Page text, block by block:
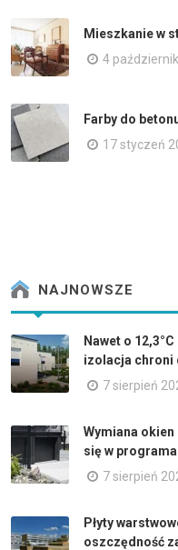
Mieszkanie w
4
Farby do
17 styczeń
NAJNOWSZE
Nawet o
izolacja chroni
7 sierpień
Wymiana
się w
7 sierpień
Płyty
oszczędność